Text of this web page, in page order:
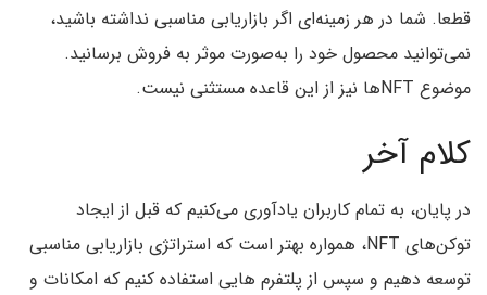
قطعا. شما در هر زمینه‌ای اگر بازاریابی مناسبی نداشته باشید،
نمی‌توانید محصول خود را به‌صورت موثر به فروش برسانید.
موضوع NFTها نیز از این قاعده مستثنی نیست.
کلام آخر
در پایان، به تمام کاربران یادآوری می‌کنیم که قبل از ایجاد
توکن‌های NFT، همواره بهتر است که استراتژی بازاریابی مناسبی
توسعه دهیم و سپس از پلتفرم هایی استفاده کنیم که امکانات و